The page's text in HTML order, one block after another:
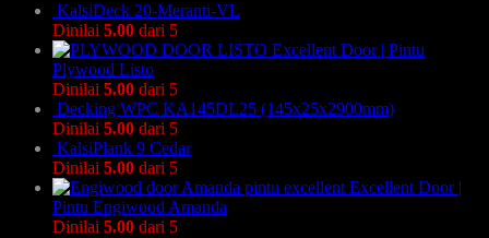
KalsiDeck 20-Meranti-VL
Dinilai 5.00 dari 5
Excellent Door | Pintu
Plywood Listo
Dinilai 5.00 dari 5
Decking WPC KA145DL25 (145x25x2900mm)
Dinilai 5.00 dari 5
KalsiPlank 9 Cedar
Dinilai 5.00 dari 5
Excellent Door |
Pintu Engiwood Amanda
Dinilai 5.00 dari 5